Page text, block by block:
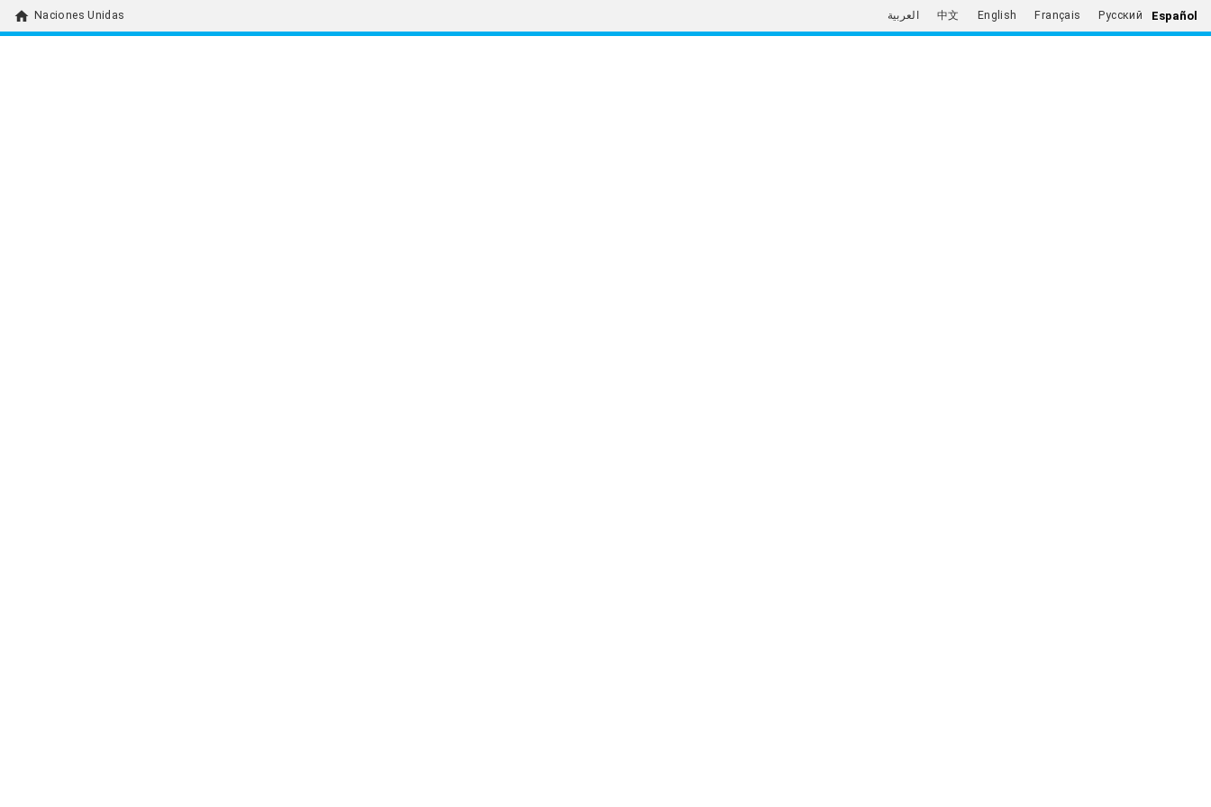
home Naciones Unidas العربية 中文 English Français Русский Español